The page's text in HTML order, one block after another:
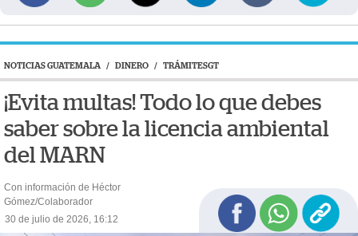
NOTICIAS GUATEMALA / DINERO / TRÁMITESGT
¡Evita multas! Todo lo que debes
saber sobre la licencia ambiental
del MARN
Con información de Héctor
Gómez/Colaborador
30 de julio de 2026, 16:12